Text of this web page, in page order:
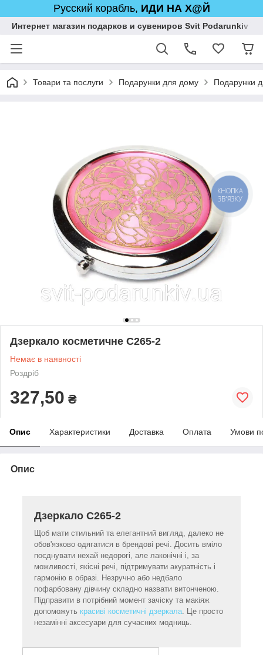
Русский корабль, ИДИ НА Х@Й
Интернет магазин подарков и сувениров Svit Podarunkiv
Товари та послуги Подарунки для дому Подарунки
Дзеркало косметичне C265-2
Немає в наявності
Роздріб
327,50 ₴
Опис Характеристики Доставка Оплата Умови
Опис
Дзеркало C265-2
Щоб мати стильний та елегантний вигляд, далеко не
обов'язково одягатися в брендові речі. Досить вміло
поєднувати нехай недорогі, але лаконічні і, за
можливості, якісні речі, підтримувати акуратність і
гармонію в образі. Незручно або недбало
пофарбовану дівчину складно назвати витонченою.
Підправити в потрібний момент зачіску та макіяж
допоможуть красиві косметичні дзеркала . Це просто
незамінні аксесуари для сучасних модниць.
КНОПКА
ЗВ'ЯЗКУ